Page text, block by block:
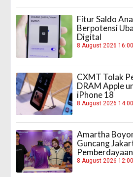
Fitur Saldo
Berpotensi
Digital
8 August 2026
CXMT Tolak
DRAM Apple
iPhone 18
8 August 2026
Amartha
Guncang
8 August 2026